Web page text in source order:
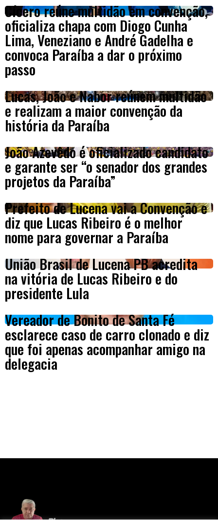
Cícero reúne multidão em convenção,
oficializa chapa com Diogo Cunha
Lima, Veneziano e André Gadelha e
convoca Paraíba a dar o próximo
passo
Lucas, João e Nabor reúnem multidão
e realizam a maior convenção da
história da Paraíba
João Azevêdo é oficializado candidato
e garante ser “o senador dos grandes
projetos da Paraíba”
Prefeito de Lucena vai a Convenção e
diz que Lucas Ribeiro é o melhor
nome para governar a Paraíba
União Brasil de Lucena PB acredita
na vitória de Lucas Ribeiro e do
presidente Lula
Vereador de Bonito de Santa Fé
esclarece caso de carro clonado e diz
que foi apenas acompanhar amigo na
delegacia